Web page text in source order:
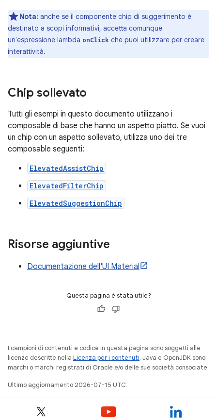
Nota: anche se il componente chip di suggerimento è
destinato a scopi informativi, accetta comunque
un'espressione lambda onClick che puoi utilizzare per creare
interattività.
Chip sollevato
Tutti gli esempi in questo documento utilizzano i
composable di base che hanno un aspetto piatto. Se vuoi
un chip con un aspetto sollevato, utilizza uno dei tre
composable seguenti:
ElevatedAssistChip
ElevatedFilterChip
ElevatedSuggestionChip
Risorse aggiuntive
Documentazione dell'UI Material
Questa pagina è stata utile?
I campioni di contenuti e codice in questa pagina sono soggetti alle
licenze descritte nella Licenza per i contenuti. Java e OpenJDK sono
marchi o marchi registrati di Oracle e/o delle sue società consociate.
Ultimo aggiornamento 2026-07-15 UTC.